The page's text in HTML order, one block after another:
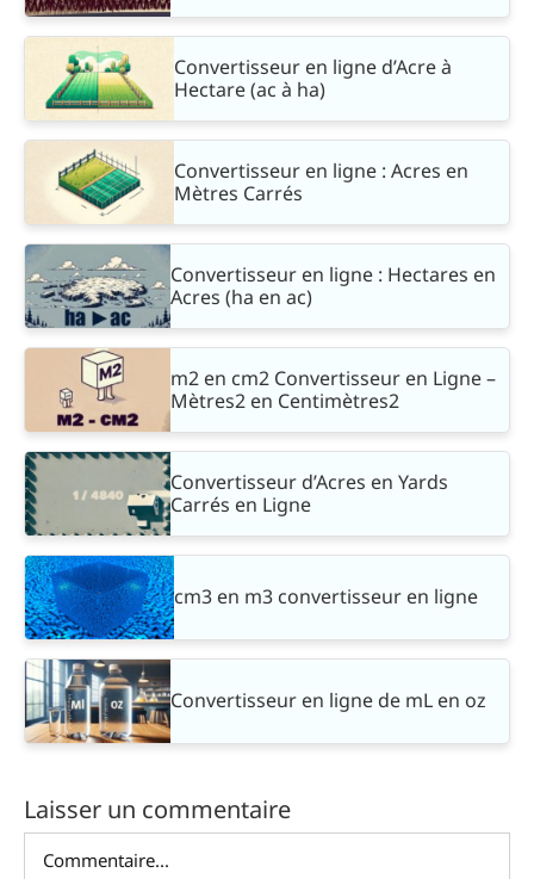
Convertisseur en ligne d’Acre à
Hectare (ac à ha)
Convertisseur en ligne : Acres en
Mètres Carrés
Convertisseur en ligne : Hectares en
Acres (ha en ac)
m2 en cm2 Convertisseur en Ligne –
Mètres2 en Centimètres2
Convertisseur d’Acres en Yards
Carrés en Ligne
cm3 en m3 convertisseur en ligne
Convertisseur en ligne de mL en oz
Laisser un commentaire